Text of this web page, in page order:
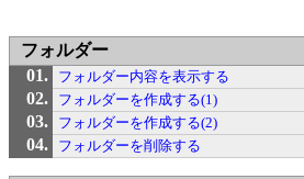
フォルダー
フォルダー内容を表示する
フォルダーを作成する(1)
フォルダーを作成する(2)
フォルダーを削除する